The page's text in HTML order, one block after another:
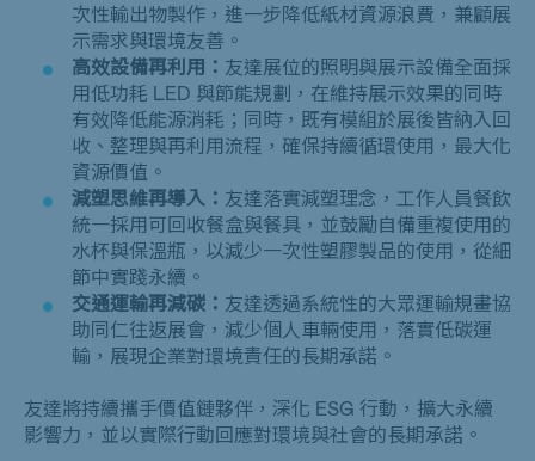
次性輸出物製作，進一步降低紙材資源浪費，兼顧展
示需求與環境友善。
高效設備再利用： 友達展位的照明與展示設備全面採
用低功耗 LED 與節能規劃，在維持展示效果的同時
有效降低能源消耗；同時，既有模組於展後皆納入回
收、整理與再利用流程，確保持續循環使用，最大化
資源價值。
減塑思維再導入： 友達落實減塑理念，工作人員餐飲
統一採用可回收餐盒與餐具，並鼓勵自備重複使用的
水杯與保溫瓶，以減少一次性塑膠製品的使用，從細
節中實踐永續。
交通運輸再減碳： 友達透過系統性的大眾運輸規畫協
助同仁往返展會，減少個人車輛使用，落實低碳運
輸，展現企業對環境責任的長期承諾。
友達將持續攜手價值鏈夥伴，深化 ESG 行動，擴大永續
影響力，並以實際行動回應對環境與社會的長期承諾。